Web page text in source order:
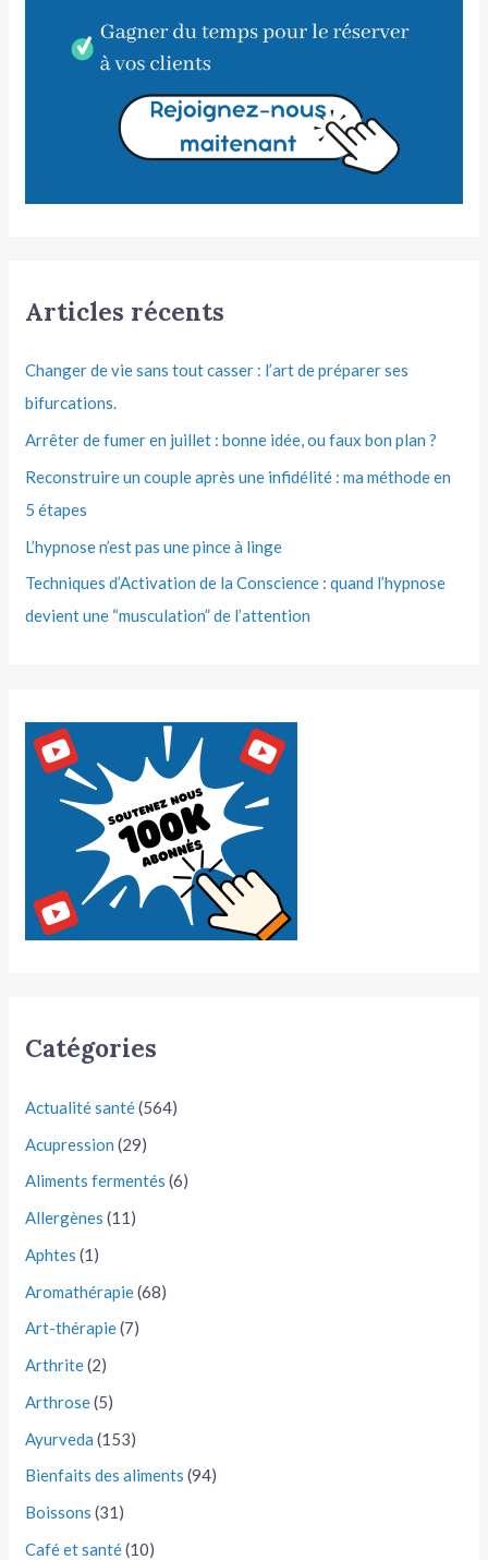
Articles récents
Changer de vie sans tout casser : l’art de préparer ses
bifurcations.
Arrêter de fumer en juillet : bonne idée, ou faux bon plan ?
Reconstruire un couple après une infidélité : ma méthode en
5 étapes
L’hypnose n’est pas une pince à linge
Techniques d’Activation de la Conscience : quand l’hypnose
devient une “musculation” de l’attention
Catégories
Actualité santé(564)
Acupression (29)
Aliments fermentés (6)
Allergènes (11)
Aphtes (1)
Aromathérapie(68)
Art-thérapie(7)
Arthrite(2)
Arthrose(5)
Ayurveda (153)
Bienfaits des aliments (94)
Boissons (31)
Café et santé(10)